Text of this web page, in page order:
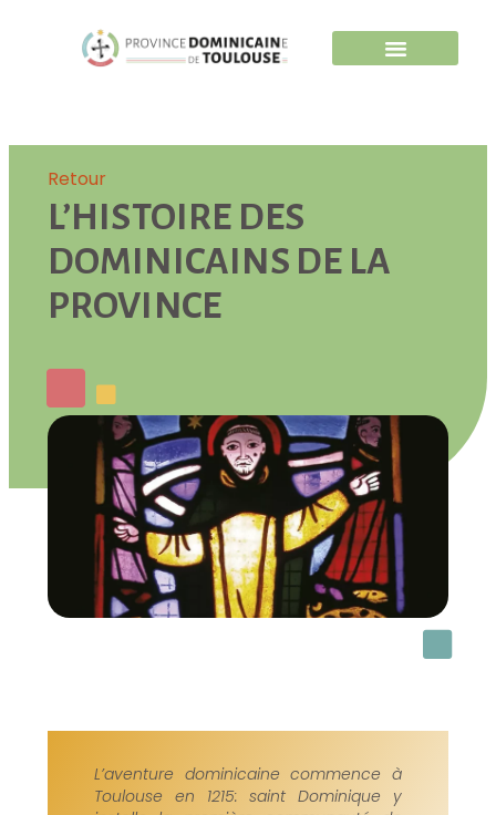
Retour
L’HISTOIRE DES
DOMINICAINS DE LA
PROVINCE
L’aventure dominicaine commence à
Toulouse en 1215: saint Dominique y